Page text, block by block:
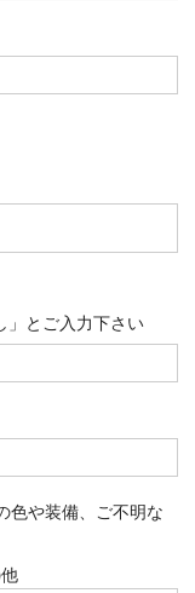
」とご入力下さい
色や装備、ご不明な